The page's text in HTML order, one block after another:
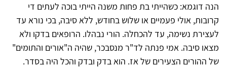
הנה דוגמא: כשהייתי בת פחות משנה הייתי בוכה לעתים די
קרובות, אולי פעמיים או שלוש בחודש, ללא סיבה, בכי נורא עד
לעצירת נשימה, עד להכחלה. הורי נבהלו. הרופאים בדקו ולא
מצאו סיבה. אמי פנתה לד"ר מנסבכר, שהיה ה"אורים והתומים"
של ההורים הצעירים של אז. הוא בדק ובדק והכל היה בסדר.